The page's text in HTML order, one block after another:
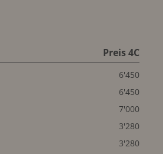
Preis 4C
6'450
6'450
7'000
3'280
3'280